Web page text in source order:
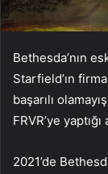
Bethesda’nın
Starfield’ın
başarılı
FRVR’ye
2021’de